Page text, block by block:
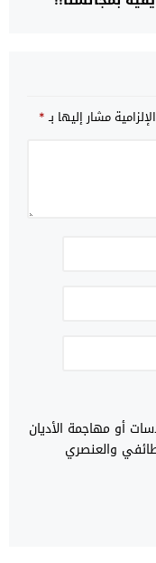
مشار إليها بـ*
أو مهاجمة الأديان
والعنصري